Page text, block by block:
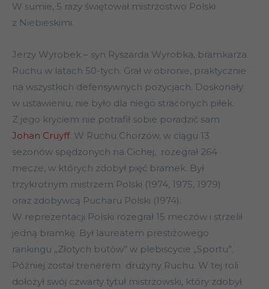
W sumie, 5 razy świętował mistrzostwo Polski
z Niebieskimi.
Jerzy Wyrobek – syn Ryszarda Wyrobka, bramkarza
Ruchu w latach 50-tych. Grał w obronie, praktycznie
na wszystkich defensywnych pozycjach. Doskonały
w ustawieniu, nie było dla niego straconych piłek.
Z jego kryciem nie potrafił sobie poradzić sam
Johan Cruyff. W Ruchu Chorzów, w ciągu 13
sezonów spędzonych na Cichej, rozegrał 264
mecze, w których zdobył pięć bramek. Był
trzykrotnym mistrzem Polski (1974, 1975, 1979)
oraz zdobywcą Pucharu Polski (1974).
W reprezentacji Polski rozegrał 15 meczów i strzelił
jedną bramkę. Był laureatem prestiżowego
rankingu „Złotych butów” w plebiscycie „Sportu”.
Później został trenerem drużyny Ruchu. W tej roli
dołożył swój czwarty tytuł mistrzowski, który zdobył